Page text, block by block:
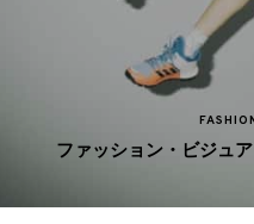
ファッション・ビジュ